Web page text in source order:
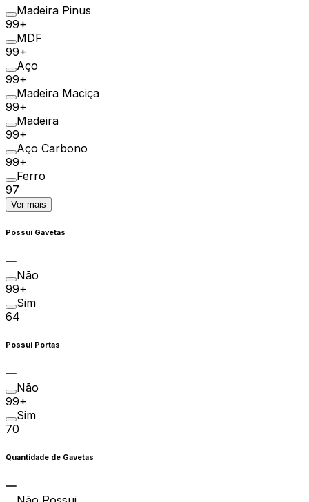
Madeira Pinus
99+
MDF
99+
Aço
99+
Madeira Maciça
99+
Madeira
99+
Aço Carbono
99+
Ferro
97
Ver mais
Possui Gavetas
Não
99+
Sim
64
Possui Portas
Não
99+
Sim
70
Quantidade de Gavetas